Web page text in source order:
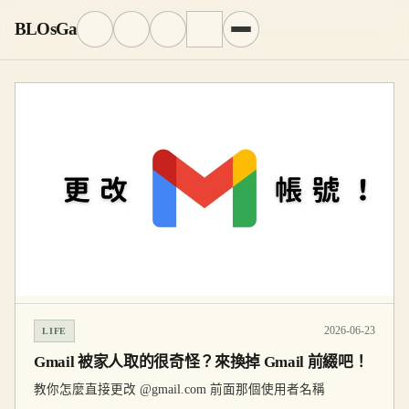
BLOsGa
LIFE 2026-06-23
Gmail 被家人取的很奇怪？來換掉 Gmail 前綴吧！
教你怎麼直接更改 @gmail.com 前面那個使用者名稱